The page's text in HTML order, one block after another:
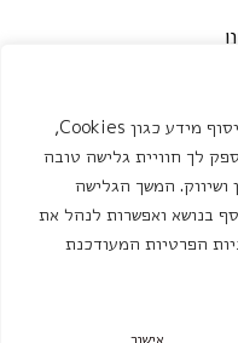
באתר זה נעשה שימוש בטכנולוגיות איסוף מידע כגון Cookies,
לך חוויית גלישה טובה
ושיווק. המשך הגלישה
בנושא ואפשרות לנהל את
הפרטיות המעודכנת
אישור
שליחה